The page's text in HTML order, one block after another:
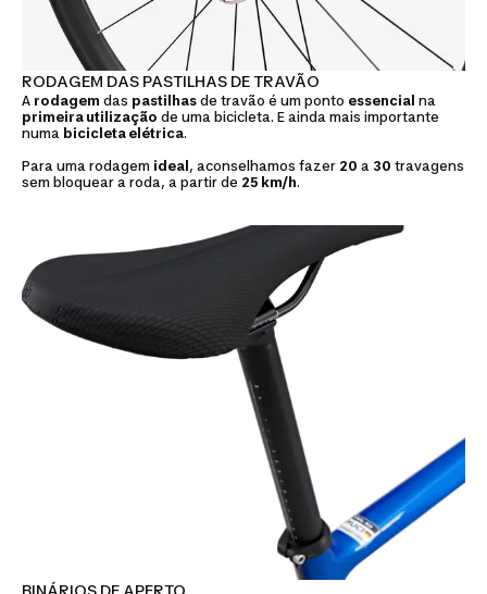
RODAGEM DAS PASTILHAS DE TRAVÃO
A rodagem das pastilhas de travão é um ponto essencial na
primeira utilização de uma bicicleta. E ainda mais importante
numa bicicleta elétrica.
Para uma rodagem ideal, aconselhamos fazer 20 a 30 travagens
sem bloquear a roda, a partir de 25 km/h.
BINÁRIOS DE APERTO